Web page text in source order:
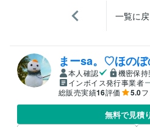
一覧に
まーsa。♡ほの
本人確認 機密保
インボイス発行事業者
総販売実績16評価 5.0
無料で見積